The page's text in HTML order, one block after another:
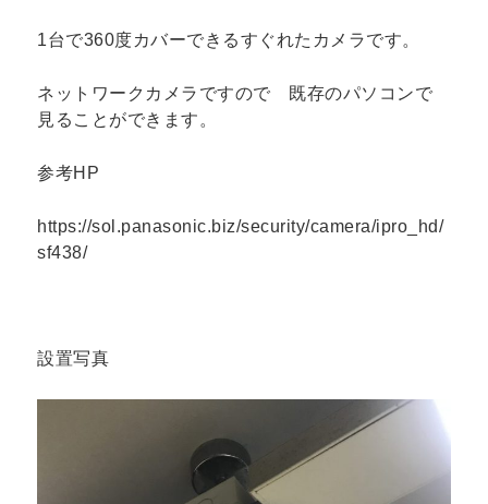
1台で360度カバーできるすぐれたカメラです。
ネットワークカメラですので 既存のパソコンで
見ることができます。
参考HP
https://sol.panasonic.biz/security/camera/ipro_hd/
sf438/
設置写真